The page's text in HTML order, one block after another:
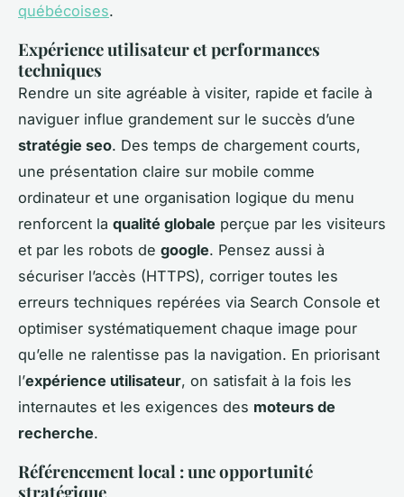
québécoises.
Expérience utilisateur et performances
techniques
Rendre un site agréable à visiter, rapide et facile à
naviguer influe grandement sur le succès d’une
stratégie seo. Des temps de chargement courts,
une présentation claire sur mobile comme
ordinateur et une organisation logique du menu
renforcent la qualité globale perçue par les visiteurs
et par les robots de google. Pensez aussi à
sécuriser l’accès (HTTPS), corriger toutes les
erreurs techniques repérées via Search Console et
optimiser systématiquement chaque image pour
qu’elle ne ralentisse pas la navigation. En priorisant
l’expérience utilisateur, on satisfait à la fois les
internautes et les exigences des moteurs de
recherche.
Référencement local : une opportunité
stratégique